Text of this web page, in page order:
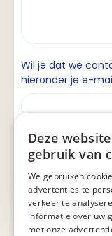
Wil je dat we
hieronder je e-
Ik ga akkoord
aan de pagina).
Deze
gebruik van
We gebruiken
advertenties te
verkeer te
informatie over uw
met onze